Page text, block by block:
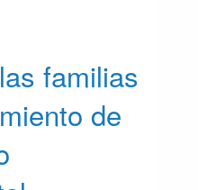
familias
de